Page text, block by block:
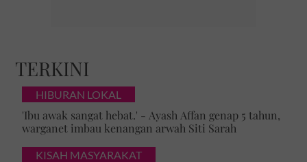
TERKINI
HIBURAN LOKAL
'Ibu awak sangat hebat.' - Ayash Affan genap 5 tahun,
warganet imbau kenangan arwah Siti Sarah
KISAH MASYARAKAT